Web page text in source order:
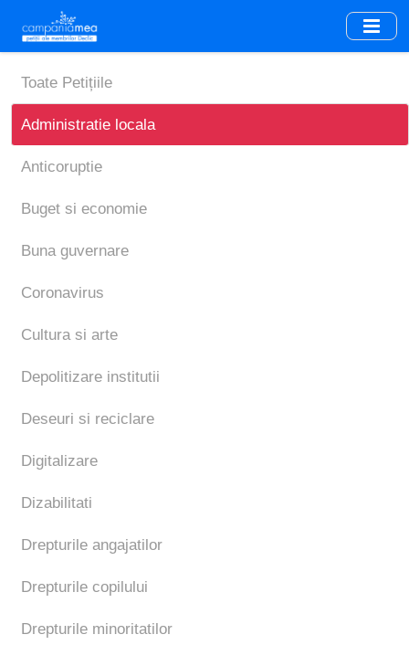
main
content
Toate Petițiile
Administratie locala
Anticoruptie
Buget si economie
Buna guvernare
Coronavirus
Cultura si arte
Depolitizare institutii
Deseuri si reciclare
Digitalizare
Dizabilitati
Drepturile angajatilor
Drepturile copilului
Drepturile minoritatilor